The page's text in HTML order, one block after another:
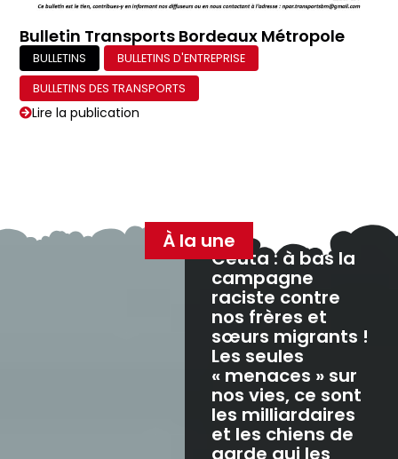
Bulletin Transports Bordeaux Métropole
BULLETINS
BULLETINS D'ENTREPRISE
BULLETINS DES TRANSPORTS
Lire la publication
BULLETINS
BULLETINS D'ENTREPRISE
BULLETINS DES TRANSPORTS
BULLETINS RATP
Bulletin Dassault Mérignac et Martignas
AUTRES BULLETINS